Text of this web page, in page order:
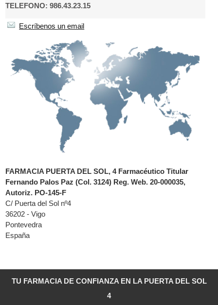
TELEFONO: 986.43.23.15
Escríbenos un email
FARMACIA PUERTA DEL SOL, 4 Farmacéutico Titular
Fernando Palos Paz (Col. 3124) Reg. Web. 20-000035,
Autoriz. PO-145-F
C/ Puerta del Sol nº4
36202 - Vigo
Pontevedra
España
TU FARMACIA DE CONFIANZA EN LA PUERTA DEL SOL
4